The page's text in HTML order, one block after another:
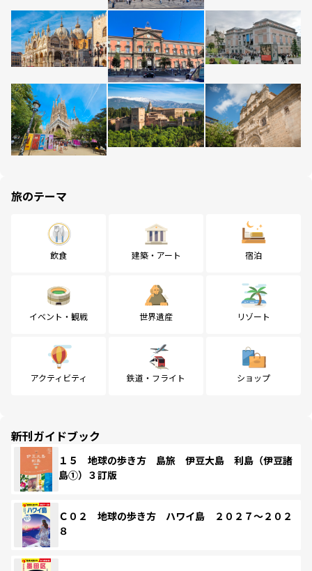
旅のテーマ
飲食 建築・アート 宿泊
イベント・観戦 世界遺産 リゾート
アクティビティ 鉄道・フライト ショップ
新刊ガイドブック
１５ 地球の歩き方 島旅 伊豆大島 利島（伊豆諸
島①）３訂版
Ｃ０２ 地球の歩き方 ハワイ島 ２０２７～２０２
８